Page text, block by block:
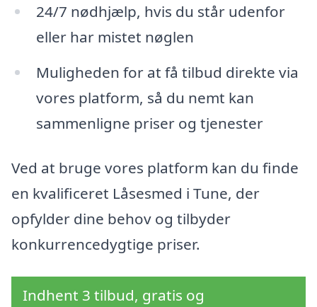
24/7 nødhjælp, hvis du står udenfor
eller har mistet nøglen
Muligheden for at få tilbud direkte via
vores platform, så du nemt kan
sammenligne priser og tjenester
Ved at bruge vores platform kan du finde
en kvalificeret Låsesmed i Tune, der
opfylder dine behov og tilbyder
konkurrencedygtige priser.
Indhent 3 tilbud, gratis og